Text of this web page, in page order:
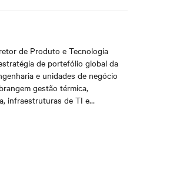
de Produto e Tecnologia
de portefólio global da
e unidades de negócio
gestão térmica,
infraestruturas de TI e